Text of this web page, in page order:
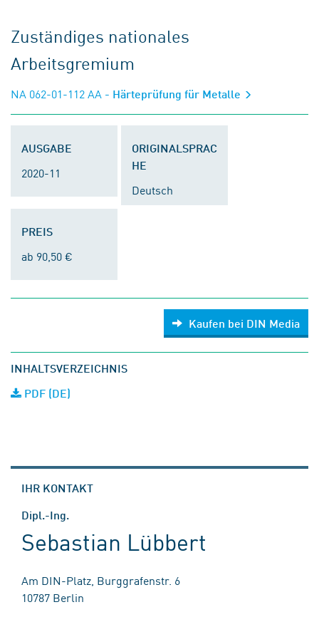
Zuständiges nationales
Arbeitsgremium
NA 062-01-112 AA - Härteprüfung für Metalle
AUSGABE
2020-11
ORIGINALSPRAC
HE
Deutsch
PREIS
ab 90,50 €
Kaufen bei DIN Media
INHALTSVERZEICHNIS
PDF (DE)
IHR KONTAKT
Dipl.-Ing.
Sebastian Lübbert
Am DIN-Platz, Burggrafenstr. 6
10787 Berlin